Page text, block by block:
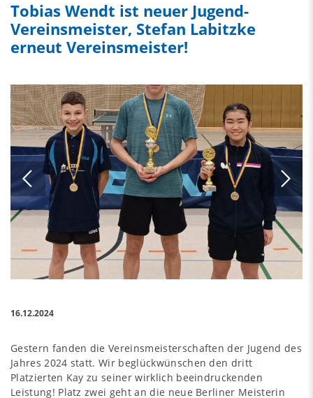
Tobias Wendt ist neuer Jugend-
Vereinsmeister, Stefan Labitzke
erneut Vereinsmeister!
16.12.2024
Gestern fanden die Vereinsmeisterschaften der Jugend des
Jahres 2024 statt. Wir beglückwünschen den dritt
Platzierten Kay zu seiner wirklich beeindruckenden
Leistung! Platz zwei geht an die neue Berliner Meisterin